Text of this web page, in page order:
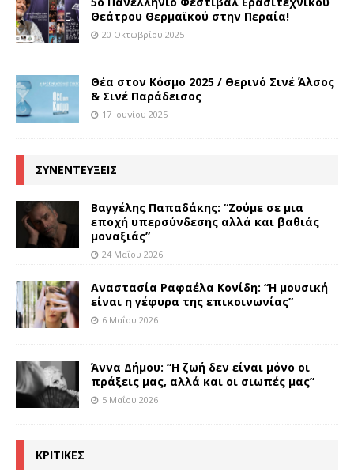
Θεάτρου Θερμαϊκού στην Περαία!
20 Οκτωβρίου 2025
Θέα στον Κόσμο 2025 / Θερινό Σινέ Άλσος
& Σινέ Παράδεισος
17 Ιουνίου 2025
ΣΥΝΕΝΤΕΥΞΕΙΣ
Βαγγέλης Παπαδάκης: “Ζούμε σε μια
εποχή υπερσύνδεσης αλλά και βαθιάς
μοναξιάς”
24 Μαΐου 2026
Αναστασία Ραφαέλα Κονίδη: “Η μουσική
είναι η γέφυρα της επικοινωνίας”
6 Μαΐου 2026
Άννα Δήμου: “Η ζωή δεν είναι μόνο οι
πράξεις μας, αλλά και οι σιωπές μας”
5 Μαΐου 2026
ΚΡΙΤΙΚΕΣ